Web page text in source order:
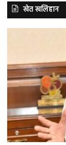
खेत खलिहान